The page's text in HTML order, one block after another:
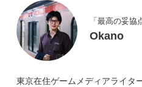
「最高の妥協
Okano
東京在住ゲームメディアライタ